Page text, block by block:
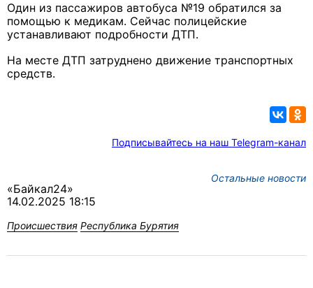
Один из пассажиров автобуса №19 обратился за
помощью к медикам. Сейчас полицейские
устанавливают подробности ДТП.
На месте ДТП затруднено движение транспортных
средств.
Подписывайтесь на наш Telegram-канал
Остальные новости
«Байкал24»
14.02.2025 18:15
Происшествия Республика Бурятия